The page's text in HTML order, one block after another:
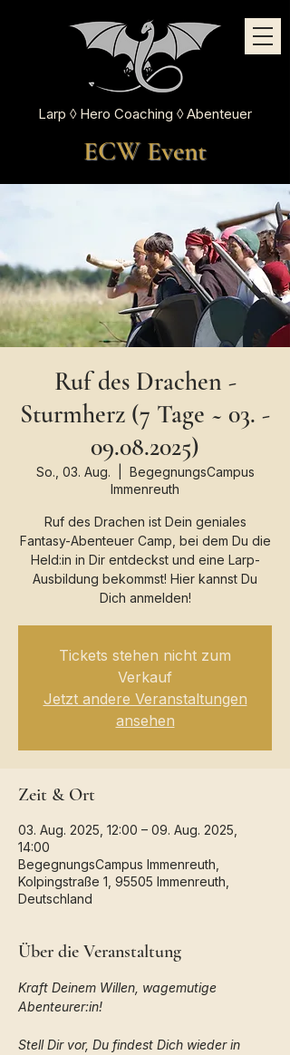
Larp ◊ Hero Coaching ◊ Abenteuer
ECW Event
Ruf des Drachen -
Sturmherz (7 Tage ~ 03. -
09.08.2025)
So., 03. Aug.
BegegnungsCampus
Immenreuth
Ruf des Drachen ist Dein geniales
Fantasy-Abenteuer Camp, bei dem Du die
Held:in in Dir entdeckst und eine Larp-
Ausbildung bekommst! Hier kannst Du
Dich anmelden!
Tickets stehen nicht zum
Verkauf
Jetzt andere Veranstaltungen
ansehen
Zeit & Ort
03. Aug. 2025, 12:00 – 09. Aug. 2025,
14:00
BegegnungsCampus Immenreuth,
Kolpingstraße 1, 95505 Immenreuth,
Deutschland
Über die Veranstaltung
Kraft Deinem Willen, wagemutige
Abenteurer:in!
Stell Dir vor, Du findest Dich wieder in